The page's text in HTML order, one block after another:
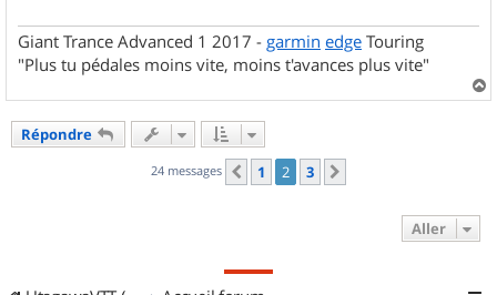
Giant Trance Advanced 1 2017 - garmin edge Touring
"Plus tu pédales moins vite, moins t'avances plus vite"
a
Répondre
24 messages Précédent
1 2 3
Aller